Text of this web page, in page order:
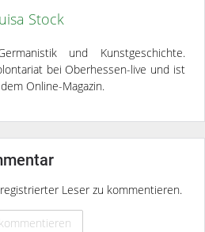
Stock
und Kunstgeschichte.
bei Oberhessen-live und ist
Online-Magazin.
Leser zu kommentieren.